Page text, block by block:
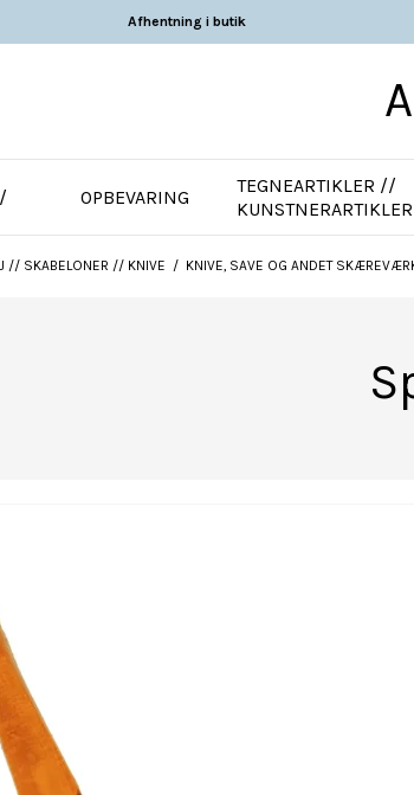
Afhentning i butik
OPBEVARING
TEGNEARTIKLER //
KUNSTNERARTIKLER
// SKABELONER // KNIVE / KNIVE, SAVE OG ANDET